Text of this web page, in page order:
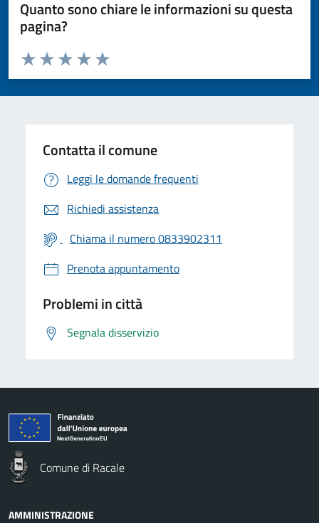
Quanto sono chiare le informazioni su questa
pagina?
Valuta da 1 a 5 stelle la pagina
Valuta 5 stelle su 5
Valuta 4 stelle su 5
Valuta 3 stelle su 5
Valuta 2 stelle su 5
Valuta 1 stelle su 5
Contatta il comune
Leggi le domande frequenti
Richiedi assistenza
Chiama il numero 0833902311
Prenota appuntamento
Problemi in città
Segnala disservizio
Comune di Racale
AMMINISTRAZIONE